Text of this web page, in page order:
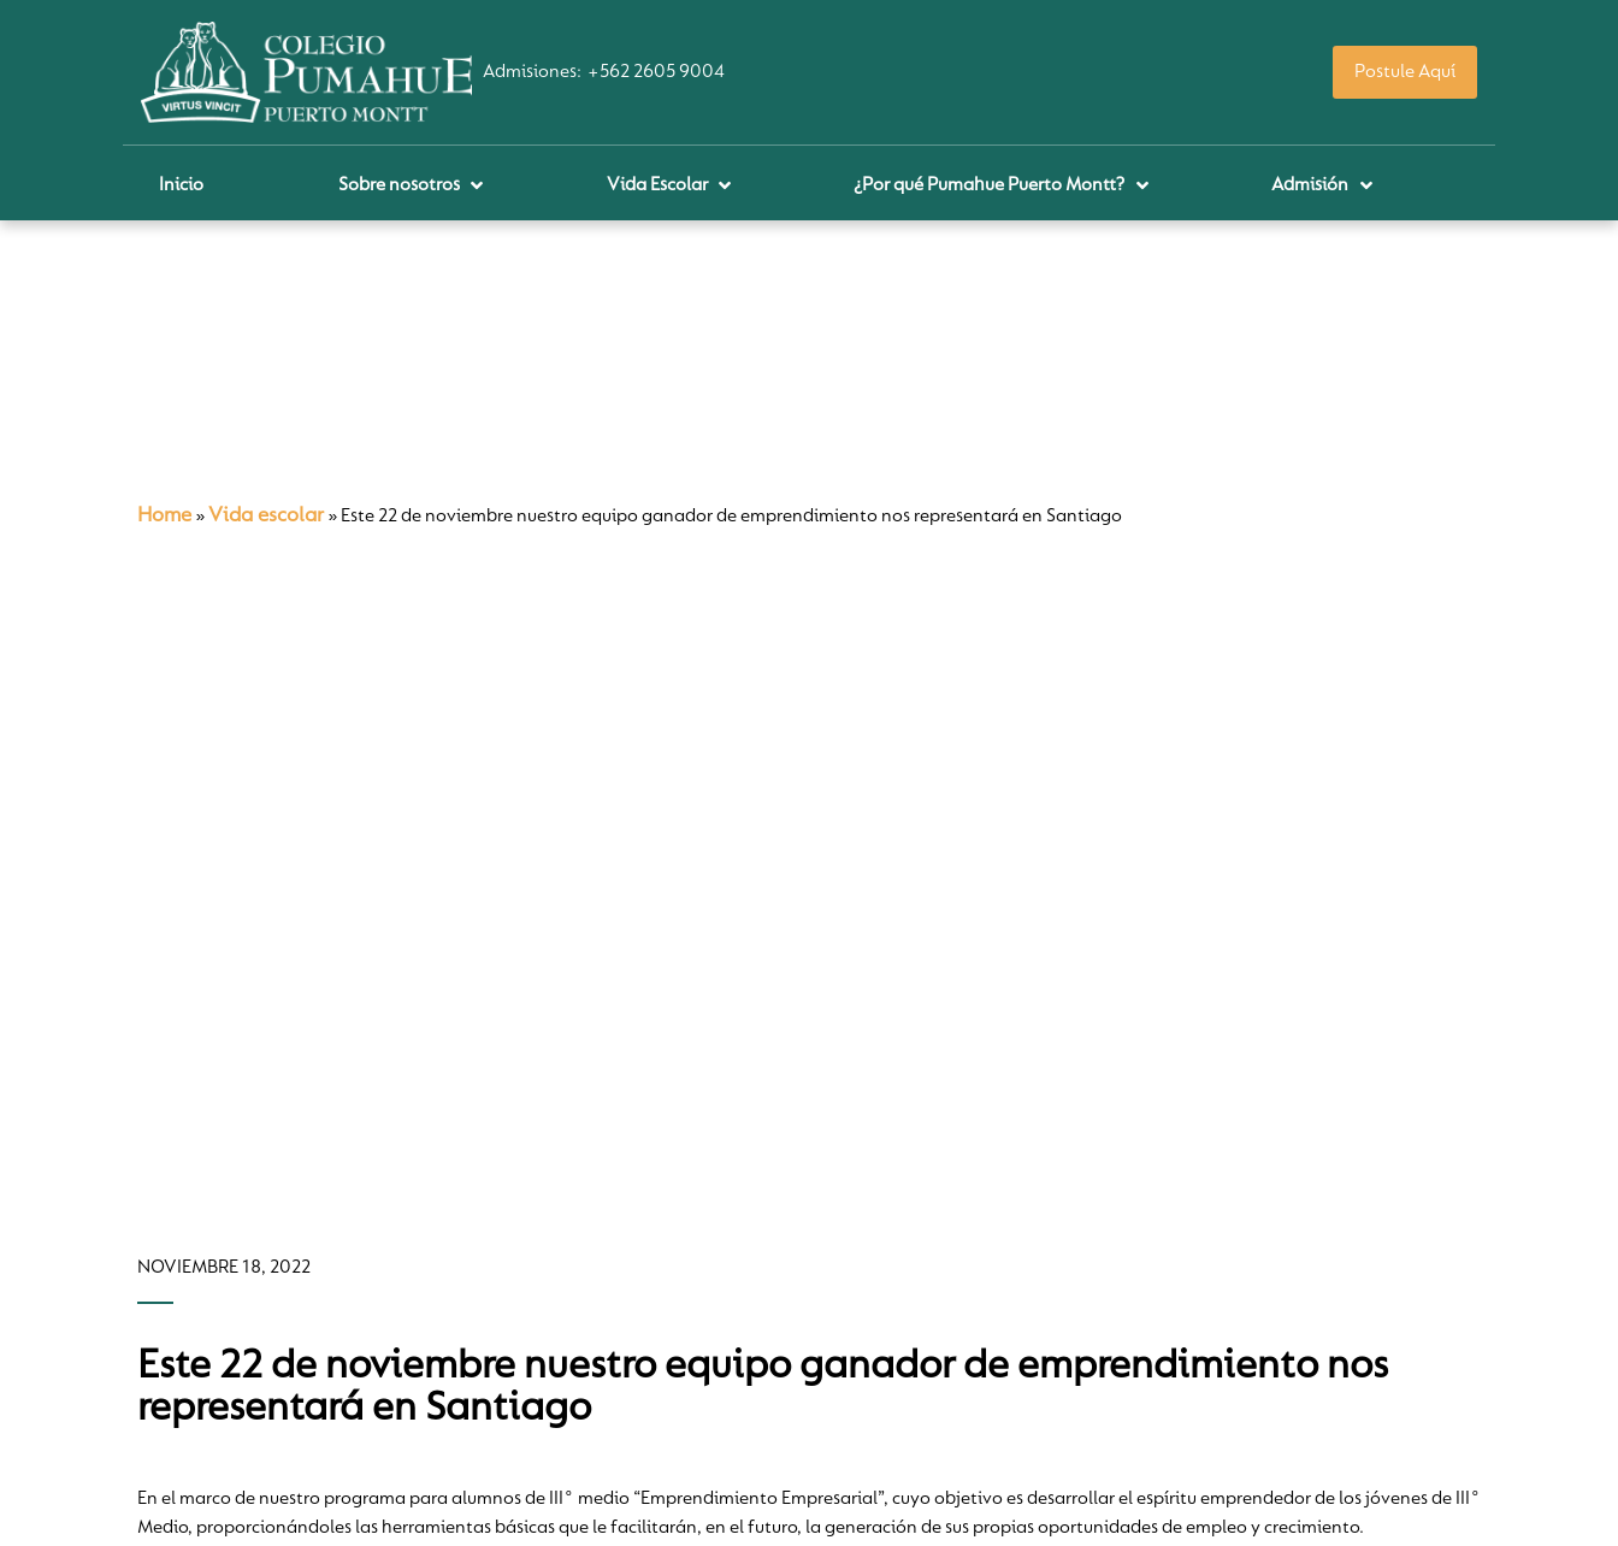
Admisiones: +562 2605 9004 Postule Aquí
Inicio Sobre nosotros Vida Escolar ¿Por qué Pumahue Puerto Montt? Admisión
Home » Vida escolar» Este 22 de noviembre nuestro equipo ganador de emprendimiento nos representará en Santiago
NOVIEMBRE 18, 2022
Este 22 de noviembre nuestro equipo ganador de emprendimiento nos
representará en Santiago
En el marco de nuestro programa para alumnos de III° medio “Emprendimiento Empresarial”, cuyo objetivo es desarrollar el espíritu emprendedor de los jóvenes de III°
Medio, proporcionándoles las herramientas básicas que le facilitarán, en el futuro, la generación de sus propias oportunidades de empleo y crecimiento.